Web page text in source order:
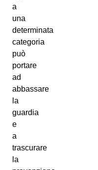
a
una
determinata
categoria
può
portare
ad
abbassare
la
guardia
e
a
trascurare
la